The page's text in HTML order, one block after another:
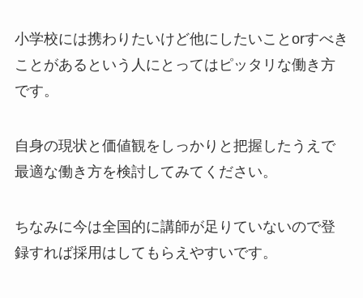
小学校には携わりたいけど他にしたいことorすべき
ことがあるという人にとってはピッタリな働き方
です。
自身の現状と価値観をしっかりと把握したうえで
最適な働き方を検討してみてください。
ちなみに今は全国的に講師が足りていないので登
録すれば採用はしてもらえやすいです。